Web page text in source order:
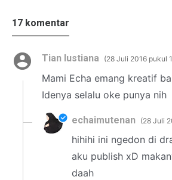
17 komentar
Tian lustiana 28 Juli 2016 pukul
Mami Echa emang kreatif
Idenya selalu oke punya nih
echaimutenan 28 Juli
hihihi ini ngedon di
aku publish xD
daah